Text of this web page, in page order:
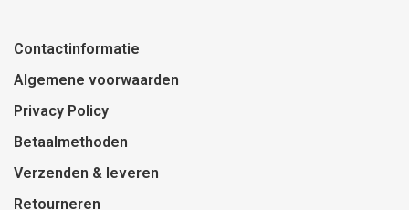
Contactinformatie
Algemene voorwaarden
Privacy Policy
Betaalmethoden
Verzenden & leveren
Retourneren